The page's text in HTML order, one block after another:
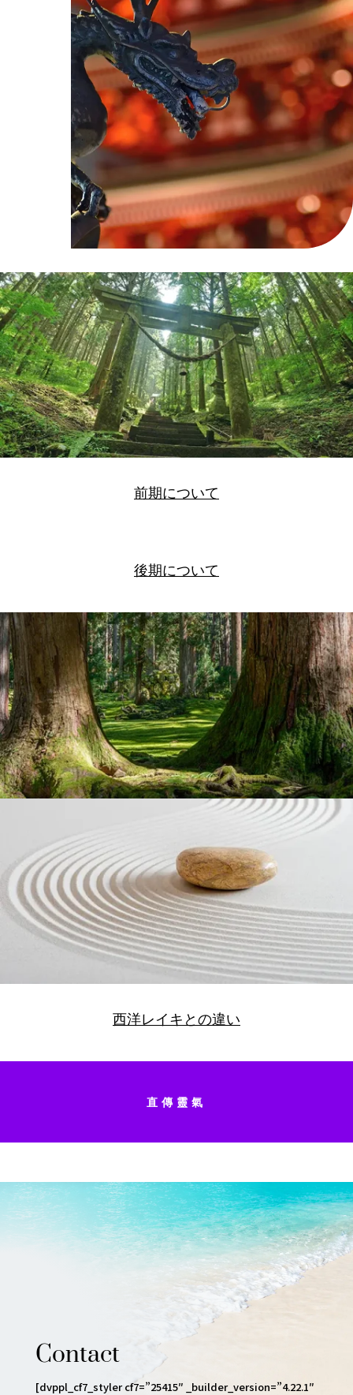
前期について
後期について
西洋レイキとの違い
直傳靈氣
Contact
[dvppl_cf7_styler cf7=”25415″ _builder_version=”4.22.1″